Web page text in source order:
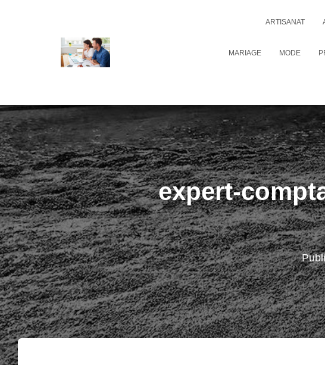
ARTISANAT
MARIAGE MODE
expert-